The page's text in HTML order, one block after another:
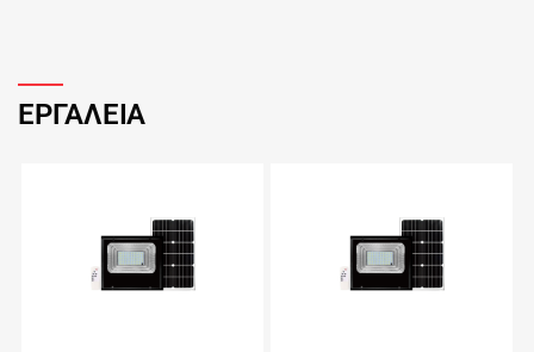
ΕΡΓΑΛΕΙΑ